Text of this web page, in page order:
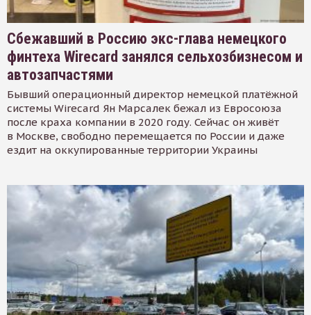
Сбежавший в Россию экс-глава немецкого
финтеха Wirecard занялся сельхозбизнесом и
автозапчастями
Бывший операционный директор немецкой платёжной
системы Wirecard Ян Марсалек бежал из Евросоюза
после краха компании в 2020 году. Сейчас он живёт
в Москве, свободно перемещается по России и даже
ездит на оккупированные территории Украины